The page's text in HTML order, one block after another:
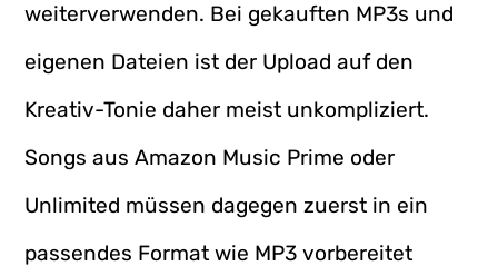
weiterverwenden. Bei gekauften MP3s und
eigenen Dateien ist der Upload auf den
Kreativ-Tonie daher meist unkompliziert.
Songs aus Amazon Music Prime oder
Unlimited müssen dagegen zuerst in ein
passendes Format wie MP3 vorbereitet